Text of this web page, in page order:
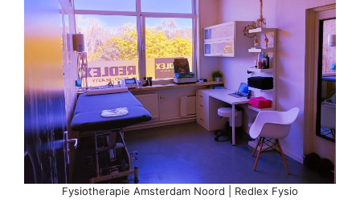
Fysiotherapie Amsterdam Noord | Redlex Fysio